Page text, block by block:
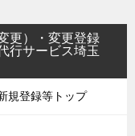
更）・変更登録
行サービス埼玉
規登録等トップ